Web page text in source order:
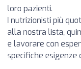
loro pazienti.
I nutrizionisti più
alla nostra lista,
e lavorare con
specifiche esigenze